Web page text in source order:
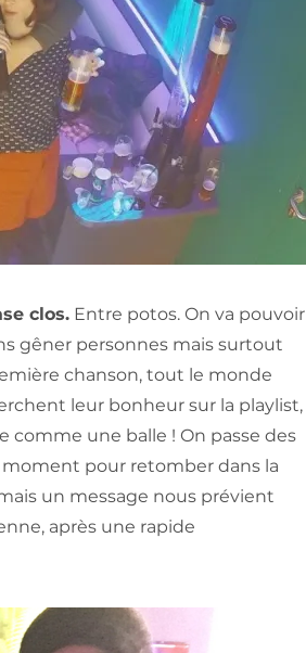
clos. Entre potos. On va pouvoir
gêner personnes mais surtout
chanson, tout le monde
leur bonheur sur la playlist,
comme une balle ! On passe des
moment pour retomber dans la
un message nous prévient
après une rapide